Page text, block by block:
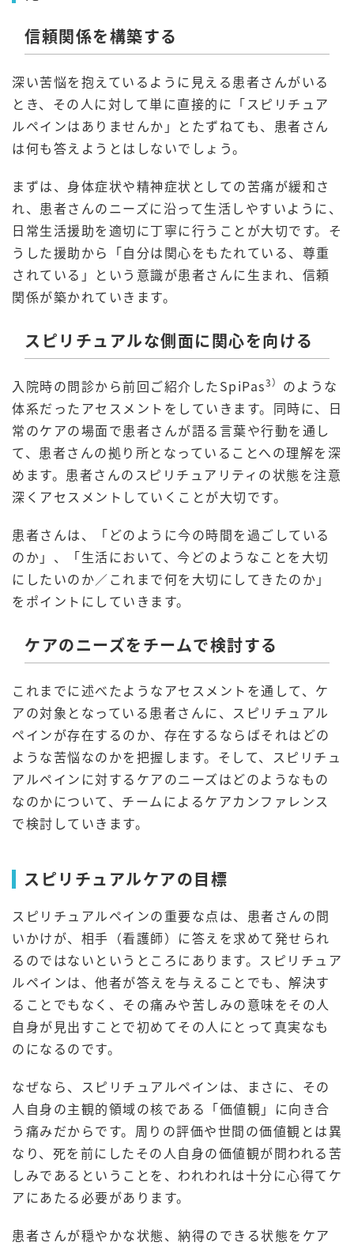
信頼関係を構築する
深い苦悩を抱えているように見える患者さんがいる
とき、その人に対して単に直接的に「スピリチュア
ルペインはありませんか」とたずねても、患者さん
は何も答えようとはしないでしょう。
まずは、身体症状や精神症状としての苦痛が緩和さ
れ、患者さんのニーズに沿って生活しやすいように、
日常生活援助を適切に丁寧に行うことが大切です。そ
うした援助から「自分は関心をもたれている、尊重
されている」という意識が患者さんに生まれ、信頼
関係が築かれていきます。
スピリチュアルな側面に関心を向ける
入院時の問診から前回ご紹介したSpiPas3） のような
体系だったアセスメントをしていきます。同時に、日
常のケアの場面で患者さんが語る言葉や行動を通し
て、患者さんの拠り所となっていることへの理解を深
めます。患者さんのスピリチュアリティの状態を注意
深くアセスメントしていくことが大切です。
患者さんは、「どのように今の時間を過ごしている
のか」、「生活において、今どのようなことを大切
にしたいのか／これまで何を大切にしてきたのか」
をポイントにしていきます。
ケアのニーズをチームで検討する
これまでに述べたようなアセスメントを通して、ケ
アの対象となっている患者さんに、スピリチュアル
ペインが存在するのか、存在するならばそれはどの
ような苦悩なのかを把握します。そして、スピリチュ
アルペインに対するケアのニーズはどのようなもの
なのかについて、チームによるケアカンファレンス
で検討していきます。
スピリチュアルケアの目標
スピリチュアルペインの重要な点は、患者さんの問
いかけが、相手（看護師）に答えを求めて発せられ
るのではないというところにあります。スピリチュア
ルペインは、他者が答えを与えることでも、解決す
ることでもなく、その痛みや苦しみの意味をその人
自身が見出すことで初めてその人にとって真実なも
のになるのです。
なぜなら、スピリチュアルペインは、まさに、その
人自身の主観的領域の核である「価値観」に向き合
う痛みだからです。周りの評価や世間の価値観とは異
なり、死を前にしたその人自身の価値観が問われる苦
しみであるということを、われわれは十分に心得てケ
アにあたる必要があります。
患者さんが穏やかな状態、納得のできる状態をケア